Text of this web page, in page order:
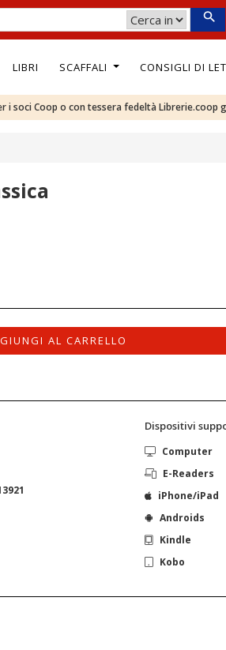
LIBRI SCAFFALI CONSIGLI DI
i soci Coop o con tessera fedeltà Librerie.coop
AL CARRELLO
Dispositivi
Computer
E-Readers
iPhone/iPad
Androids
Kindle
Kobo